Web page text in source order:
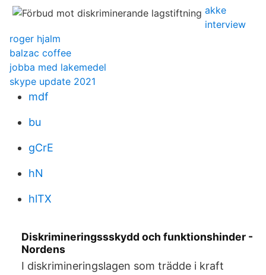
akke
interview
roger hjalm
balzac coffee
jobba med lakemedel
skype update 2021
mdf
bu
gCrE
hN
hlTX
Diskrimineringssskydd och funktionshinder -
Nordens
I diskrimineringslagen som trädde i kraft